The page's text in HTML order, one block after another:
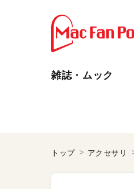
雑誌・ムック
トップ アクセサリ